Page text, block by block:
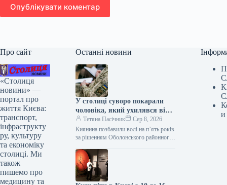
Опублікувати коментар
Про сайт
«Столиця
новини» —
портал про
життя Києва:
транспорт,
інфраструкту
ру, культуру
та економіку
столиці. Ми
також
пишемо про
медицину та
Останні новини
У столиці суворо покарали
чоловіка, який ухилявся від
мобілізації.
Тетяна Пасічник
Сер 8, 2026
Киянина позбавили волі на п’ять років
за рішенням Оболонського районного
п’ятирічного терміну ув’язнення за…
и